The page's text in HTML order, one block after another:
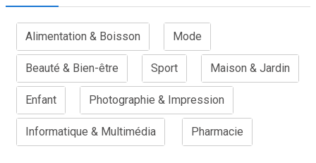
Alimentation & Boisson Mode
Beauté & Bien-être Sport Maison & Jardin
Enfant Photographie & Impression
Informatique & Multimédia Pharmacie